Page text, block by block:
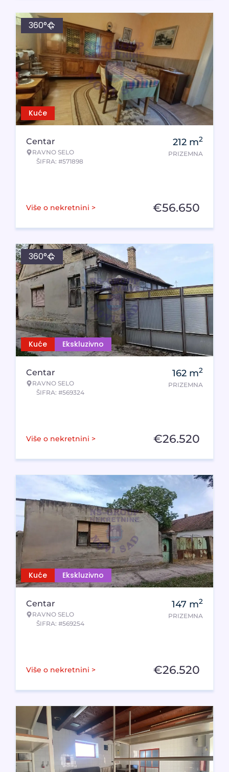
Kuće
360°
Centar
RAVNO SELO
ŠIFRA: #571898
212 m2
PRIZEMNA
Više o nekretnini > €56.650
Kuće Ekskluzivno
360°
Centar
RAVNO SELO
ŠIFRA: #569324
162 m2
PRIZEMNA
Više o nekretnini > €26.520
Kuće Ekskluzivno
Centar
RAVNO SELO
ŠIFRA: #569254
147 m2
PRIZEMNA
Više o nekretnini > €26.520